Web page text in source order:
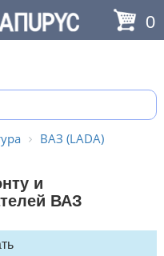
0
ВАЗ (LADA)
и
ВАЗ